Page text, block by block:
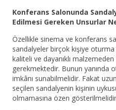
Konferans Salonunda
Edilmesi Gereken Unsurlar
Özellikle sinema ve konferans
sandalyeler birçok kişiye oturma
kaliteli ve dayanıklı
gerekmektedir. Bunun yanında
imkânı sunabilmelidir. Fakat
seçilen sandalyenin kişinin
olmamasına özen